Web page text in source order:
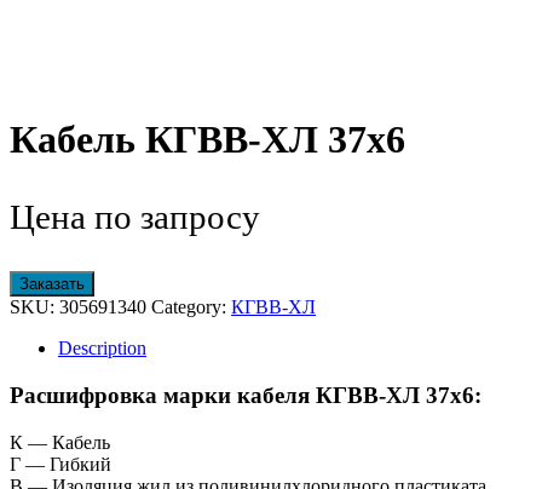
Кабель КГВВ-ХЛ 37х6
Цена по запросу
Заказать
SKU: 305691340 Category: КГВВ-ХЛ
Description
Расшифровка марки кабеля КГВВ-ХЛ 37х6:
К — Кабель
Г — Гибкий